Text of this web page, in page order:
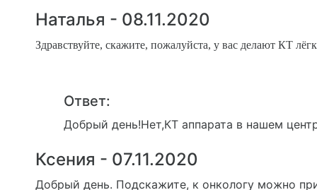
Наталья - 08.11.2020
Здравствуйте, скажите, пожалуйста, у вас делают КТ
Ответ:
Добрый день!Нет,КТ аппарата в нашем
Ксения - 07.11.2020
Добрый день. Подскажите, к онкологу можно